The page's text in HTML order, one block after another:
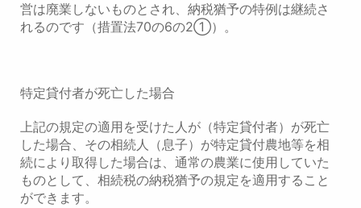
営は廃業しないものとされ、納税猶予の特例は継続さ
れるのです（措置法70の6の2①）。
特定貸付者が死亡した場合
上記の規定の適用を受けた人が（特定貸付者）が死亡
した場合、その相続人（息子）が特定貸付農地等を相
続により取得した場合は、通常の農業に使用していた
ものとして、相続税の納税猶予の規定を適用すること
ができます。